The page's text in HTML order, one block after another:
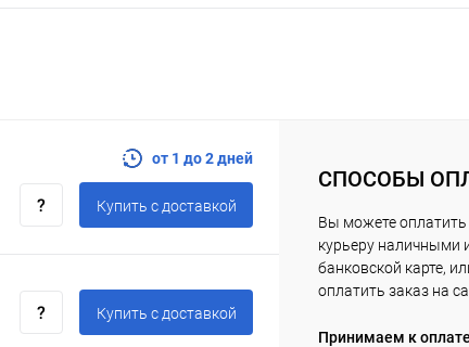
от 1 до 2 дней
Купить c доставкой
Купить c доставкой
СПОСОБЫ
Вы можете оплатить
курьеру наличными
банковской карте,
оплатить заказ на
Принимаем к оплате